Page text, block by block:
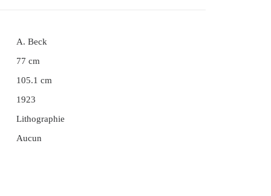
A. Beck
77 cm
105.1 cm
1923
Lithographie
Aucun